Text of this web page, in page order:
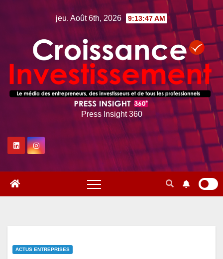
jeu. Août 6th, 2026 9:13:48 AM
Press Insight 360
ACTUS ENTREPRISES